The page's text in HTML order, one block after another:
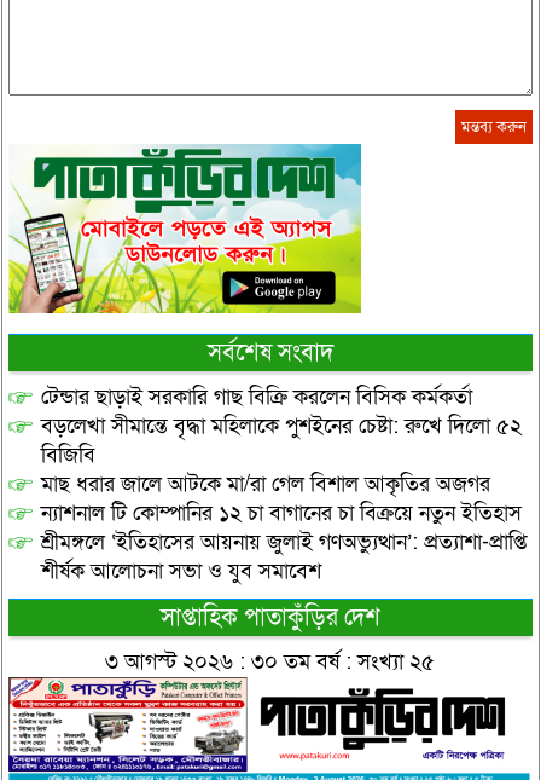
সর্বশেষ সংবাদ
টেন্ডার ছাড়াই সরকারি গাছ বিক্রি করলেন বিসিক কর্মকর্তা
বড়লেখা সীমান্তে বৃদ্ধা মহিলাকে পুশইনের চেষ্টা: রুখে দিলো ৫২
বিজিবি
মাছ ধরার জালে আটকে মা/রা গেল বিশাল আকৃতির অজগর
ন্যাশনাল টি কোম্পানির ১২ চা বাগানের চা বিক্রয়ে নতুন ইতিহাস
শ্রীমঙ্গলে ‘ইতিহাসের আয়নায় জুলাই গণঅভ্যুত্থান’: প্রত্যাশা-প্রাপ্তি
শীর্ষক আলোচনা সভা ও যুব সমাবেশ
সাপ্তাহিক পাতাকুঁড়ির দেশ
৩ আগস্ট ২০২৬ : ৩০ তম বর্ষ : সংখ্যা ২৫